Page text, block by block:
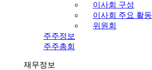
이사회 구성
이사회 주요 활동
위원회
주주정보
주주총회
재무정보